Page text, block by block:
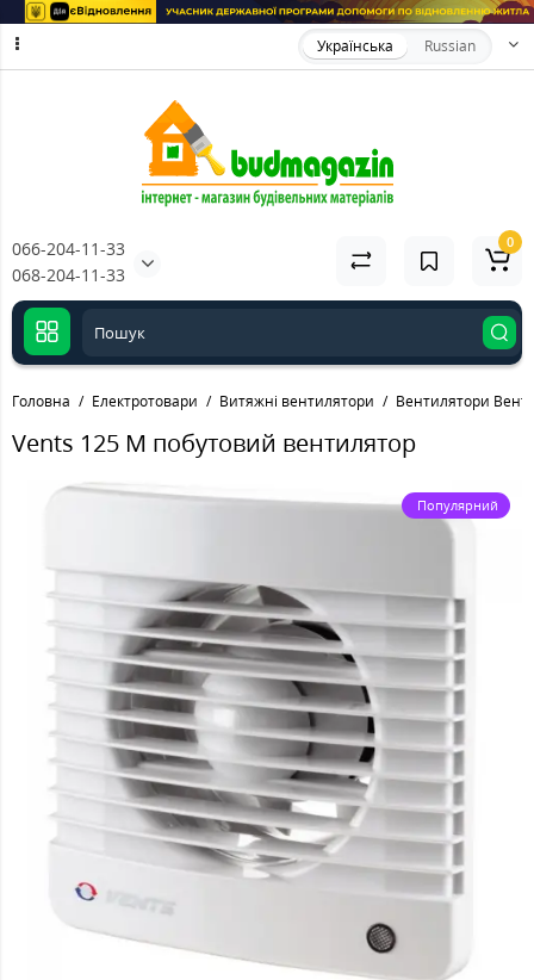
Українська Russian
066-204-11-33
068-204-11-33
0
Головна Електротовари Витяжні вентилятори Вентилятори Вентс
Vents 125 M побутовий вентилятор
Популярний